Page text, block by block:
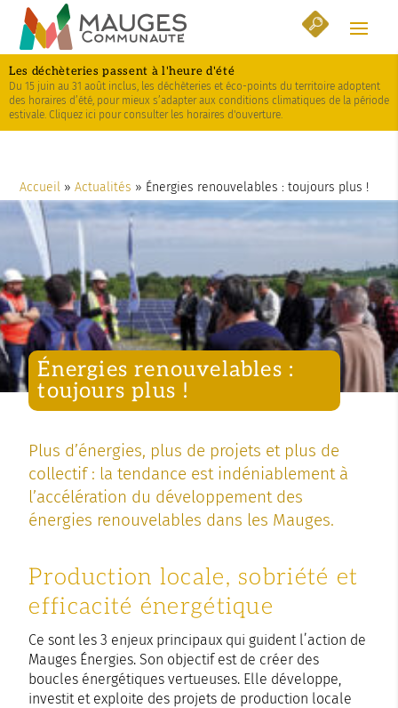
Skip
Aller
navigation
Plan
Les déchèteries passent à l'heure d'été
Du 15 juin au 31 août inclus, les déchèteries et éco-points du territoire adoptent
des horaires d’été, pour mieux s’adapter aux conditions climatiques de la période
estivale. Cliquez ici pour consulter les horaires d'ouverture.
Accueil »Actualités » Énergies renouvelables : toujours plus !
Énergies renouvelables :
toujours plus !
Plus d’énergies, plus de projets et plus de
collectif : la tendance est indéniablement à
l’accélération du développement des
énergies renouvelables dans les Mauges.
Production locale, sobriété et
efficacité énergétique
Ce sont les 3 enjeux principaux qui guident l’action de
Mauges Énergies. Son objectif est de créer des
boucles énergétiques vertueuses. Elle développe,
investit et exploite des projets de production locale